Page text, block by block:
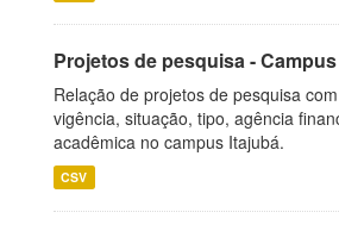
Projetos de pesquisa -
Relação de projetos de pesquisa
vigência, situação, tipo, agência
acadêmica no campus Itajubá.
CSV